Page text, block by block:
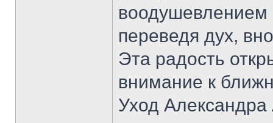
воодушевлением
переведя дух,
Эта радость
внимание к
Уход